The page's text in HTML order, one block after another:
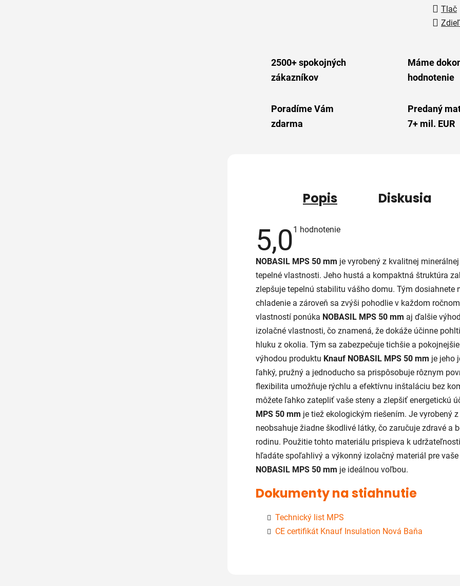
Tlač
2500+ spokojných
zákazníkov
Máme
hodnotenie
Poradíme Vám
zdarma
Predaný
7+ mil. EUR
Popis Diskusia
5,0Priemerné
5,0
5
hviezdičiek.
1 hodnotenie
NOBASIL MPS 50 mm je vyrobený z kvalitnej
tepelné vlastnosti. Jeho hustá a kompaktná štruktúra
zlepšuje tepelnú stabilitu vášho domu. Tým dosiahnete
chladenie a zároveň sa zvýši pohodlie v každom
vlastností ponúka NOBASIL MPS 50 mm aj ďalšie
izolačné vlastnosti, čo znamená, že dokáže účinne
hluku z okolia. Tým sa zabezpečuje tichšie a
výhodou produktu Knauf NOBASIL MPS 50 mm je jeho
ľahký, pružný a jednoducho sa prispôsobuje rôznym
flexibilita umožňuje rýchlu a efektívnu inštaláciu bez
môžete ľahko zatepliť vaše steny a zlepšiť energetickú
MPS 50 mm je tiež ekologickým riešením. Je vyrobený
neobsahuje žiadne škodlivé látky, čo zaručuje zdravé a
rodinu. Použitie tohto materiálu prispieva k
hľadáte spoľahlivý a výkonný izolačný materiál pre vaše
NOBASIL MPS 50 mm je ideálnou voľbou.
Dokumenty na stiahnutie
Technický list MPS
CE certifikát Knauf Insulation Nová Baňa